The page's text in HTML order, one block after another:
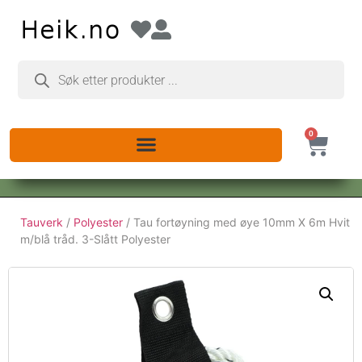
0
Tauverk / Polyester / Tau fortøyning med øye 10mm X 6m Hvit
m/blå tråd. 3-Slått Polyester